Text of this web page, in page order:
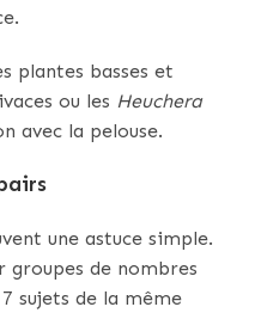
plantes basses et
ou les Heuchera
avec la pelouse.
une astuce simple.
groupes de nombres
sujets de la même